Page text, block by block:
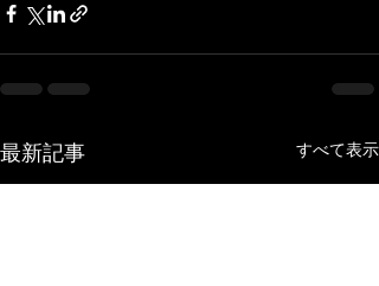
最新記事 すべて表示